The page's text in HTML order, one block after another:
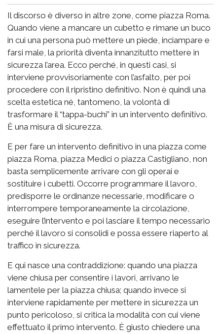
Il discorso è diverso in altre zone, come piazza Roma.
Quando viene a mancare un cubetto e rimane un buco
in cui una persona può mettere un piede, inciampare e
farsi male, la priorità diventa innanzitutto mettere in
sicurezza l’area. Ecco perché, in questi casi, si
interviene provvisoriamente con l’asfalto, per poi
procedere con il ripristino definitivo. Non è quindi una
scelta estetica né, tantomeno, la volontà di
trasformare il “tappa-buchi” in un intervento definitivo.
È una misura di sicurezza.
E per fare un intervento definitivo in una piazza come
piazza Roma, piazza Medici o piazza Castigliano, non
basta semplicemente arrivare con gli operai e
sostituire i cubetti. Occorre programmare il lavoro,
predisporre le ordinanze necessarie, modificare o
interrompere temporaneamente la circolazione,
eseguire l’intervento e poi lasciare il tempo necessario
perché il lavoro si consolidi e possa essere riaperto al
traffico in sicurezza.
E qui nasce una contraddizione: quando una piazza
viene chiusa per consentire i lavori, arrivano le
lamentele per la piazza chiusa; quando invece si
interviene rapidamente per mettere in sicurezza un
punto pericoloso, si critica la modalità con cui viene
effettuato il primo intervento. È giusto chiedere una